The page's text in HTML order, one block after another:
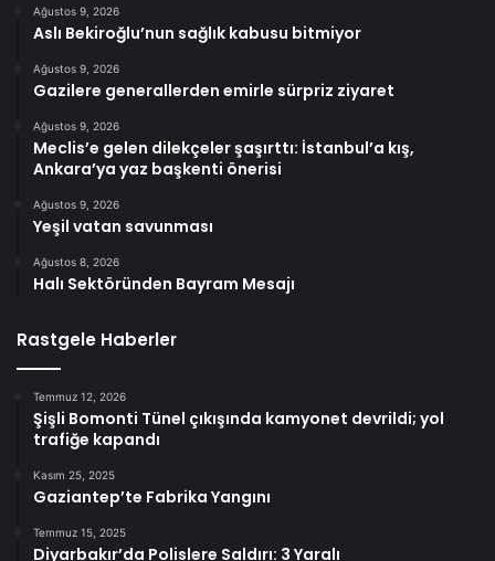
Ağustos 9, 2026
Aslı Bekiroğlu’nun sağlık kabusu bitmiyor
Ağustos 9, 2026
Gazilere generallerden emirle sürpriz ziyaret
Ağustos 9, 2026
Meclis’e gelen dilekçeler şaşırttı: İstanbul’a kış,
Ankara’ya yaz başkenti önerisi
Ağustos 9, 2026
Yeşil vatan savunması
Ağustos 8, 2026
Halı Sektöründen Bayram Mesajı
Rastgele Haberler
Temmuz 12, 2026
Şişli Bomonti Tünel çıkışında kamyonet devrildi; yol
trafiğe kapandı
Kasım 25, 2025
Gaziantep’te Fabrika Yangını
Temmuz 15, 2025
Diyarbakır’da Polislere Saldırı: 3 Yaralı